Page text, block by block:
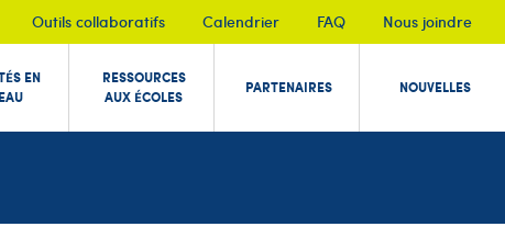
Outils collaboratifs Calendrier FAQ Nous joindre
EN
RESSOURCES
AUX ÉCOLES
PARTENAIRES NOUVELLES